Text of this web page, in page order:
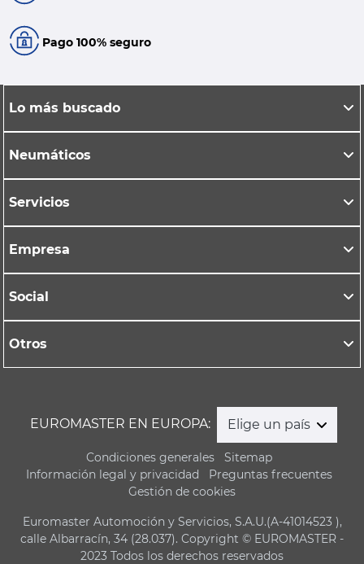
Pago 100% seguro
Lo más buscado
Neumáticos
Servicios
Empresa
Social
Otros
EUROMASTER EN EUROPA: Elige un país
Condiciones generales
Sitemap
Información legal y privacidad
Preguntas frecuentes
Gestión de cookies
Euromaster Automoción y Servicios, S.A.U.(A-41014523 ),
calle Albarracín, 34 (28.037). Copyright © EUROMASTER -
2023 Todos los derechos reservados